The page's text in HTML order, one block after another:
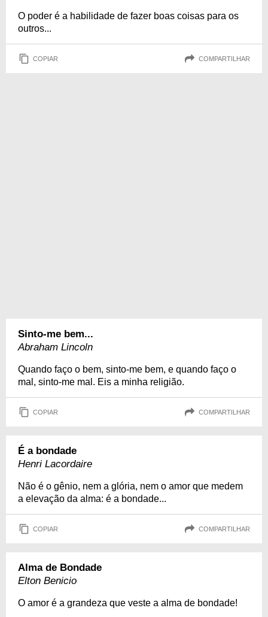
O poder é a habilidade de fazer boas coisas para os
outros...
COPIAR COMPARTILHAR
Sinto-me bem...
Abraham Lincoln
Quando faço o bem, sinto-me bem, e quando faço o
mal, sinto-me mal. Eis a minha religião.
COPIAR COMPARTILHAR
É a bondade
Henri Lacordaire
Não é o gênio, nem a glória, nem o amor que medem
a elevação da alma: é a bondade...
COPIAR COMPARTILHAR
Alma de Bondade
Elton Benicio
O amor é a grandeza que veste a alma de bondade!